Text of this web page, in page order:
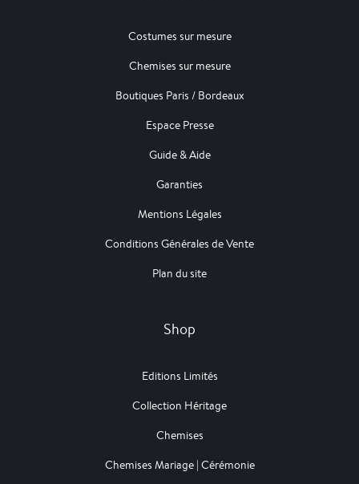
Costumes sur mesure
Chemises sur mesure
Boutiques Paris / Bordeaux
Espace Presse
Guide & Aide
Garanties
Mentions Légales
Conditions Générales de Vente
Plan du site
Shop
Editions Limités
Collection Héritage
Chemises
Chemises Mariage | Cérémonie